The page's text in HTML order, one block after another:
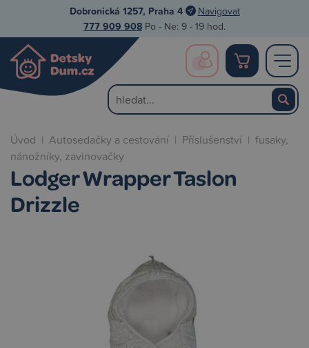
Dobronická 1257, Praha 4 Navigovat
777 909 908 Po - Ne: 9 - 19 hod.
Úvod | Autosedačky a cestování | Příslušenství | fusaky,
nánožníky, zavinovačky
Lodger Wrapper Taslon
Drizzle